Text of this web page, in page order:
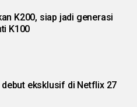
K200, siap jadi generasi
K100
debut eksklusif di Netflix 27